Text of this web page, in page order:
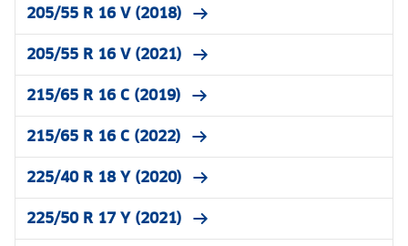
205/55 R 16 V (2018)
205/55 R 16 V (2021)
215/65 R 16 C (2019)
215/65 R 16 C (2022)
225/40 R 18 Y (2020)
225/50 R 17 Y (2021)